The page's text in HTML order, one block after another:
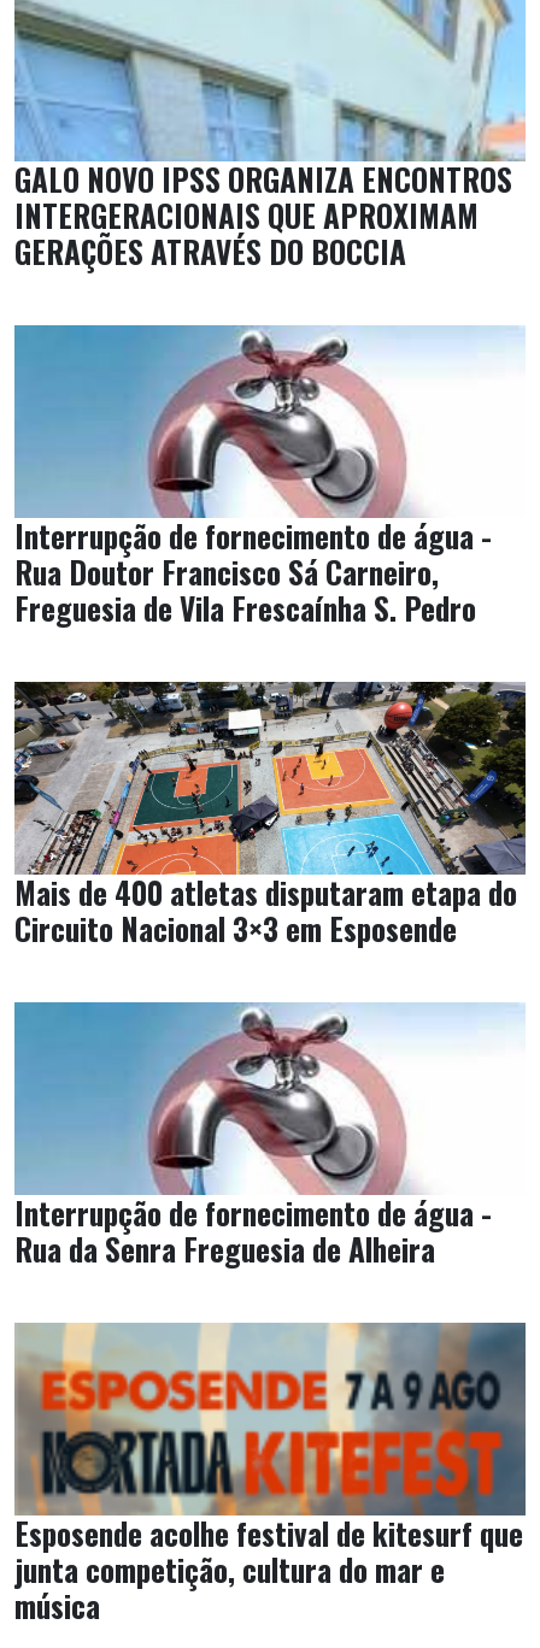
GALO NOVO IPSS ORGANIZA ENCONTROS
INTERGERACIONAIS QUE APROXIMAM
GERAÇÕES ATRAVÉS DO BOCCIA
Interrupção de fornecimento de água -
Rua Doutor Francisco Sá Carneiro,
Freguesia de Vila Frescaínha S. Pedro
Mais de 400 atletas disputaram etapa do
Circuito Nacional 3×3 em Esposende
Interrupção de fornecimento de água -
Rua da Senra Freguesia de Alheira
Esposende acolhe festival de kitesurf que
junta competição, cultura do mar e
música